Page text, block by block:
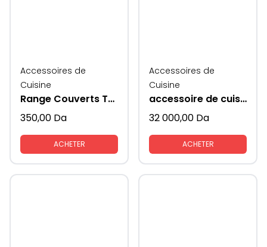
Accessoires de
Cuisine
Range Couverts Traybond MESAN
350,00 Da
ACHETER
Accessoires de
Cuisine
accessoire de cuisine Rabatablle ( ascenseur) avec coté en verre KAV
32 000,00 Da
ACHETER